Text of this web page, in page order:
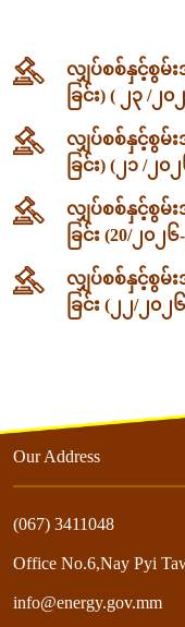
လျှပ်စစ်နှင့်စွမ်
ခြင်း) ( ၂၃ /၂
လျှပ်စစ်နှင့်စွမ်
ခြင်း) (၂၁ /၂၀
လျှပ်စစ်နှင့်စွမ်
ခြင်း (20/၂၀၂
လျှပ်စစ်နှင့်စွမ်
ခြင်း (၂၂/၂၀၂
Our Address
(067) 3411048
Office No.6,Nay Pyi
info@energy.gov.mm